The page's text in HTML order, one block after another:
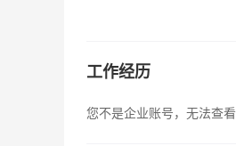
工作经历
您不是企业账号，无法查看